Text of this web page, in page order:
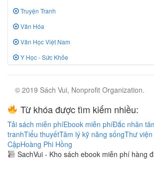
Truyện Tranh
Văn Hóa
Văn Học Việt Nam
Y Học - Sức Khỏe
© 2019 Sách Vui, Nonprofit Organization.
Từ khóa được tìm kiếm nhiều:
Tải sách miễn phíEbook miễn phíĐắc nhân
tranhTiểu thuyếtTâm lý kỹ năng sốngThư
CậpHoàng Phi Hồng
SachVui - Kho sách ebook miễn phí hàng